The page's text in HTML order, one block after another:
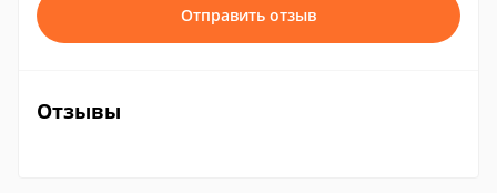
Отправить отзыв
Отзывы